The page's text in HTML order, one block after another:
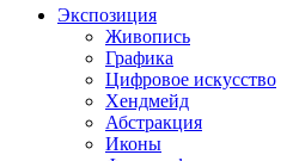
Экспозиция
Живопись
Графика
Цифровое искусство
Хендмейд
Абстракция
Иконы